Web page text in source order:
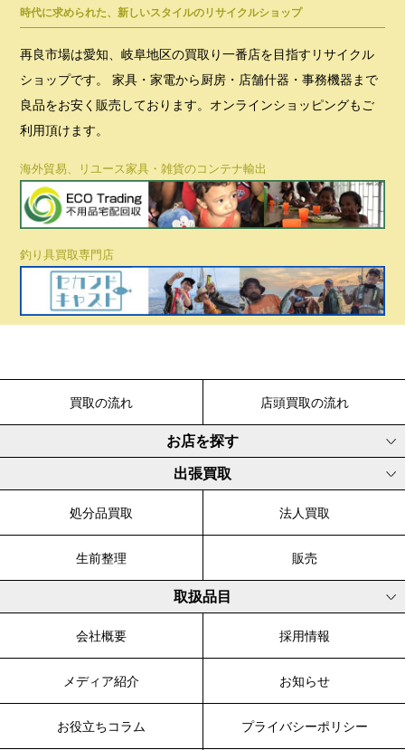
時代に求められた、新しいスタイルのリサイクルショップ
再良市場は愛知、岐阜地区の買取り一番店を目指すリサイクル
ショップです。 家具・家電から厨房・店舗什器・事務機器まで
良品をお安く販売しております。オンラインショッピングもご
利用頂けます。
海外貿易、リユース家具・雑貨のコンテナ輸出
釣り具買取専門店
買取の流れ 店頭買取の流れ
お店を探す
出張買取
処分品買取 法人買取
生前整理 販売
取扱品目
会社概要 採用情報
メディア紹介 お知らせ
お役立ちコラム プライバシーポリシー